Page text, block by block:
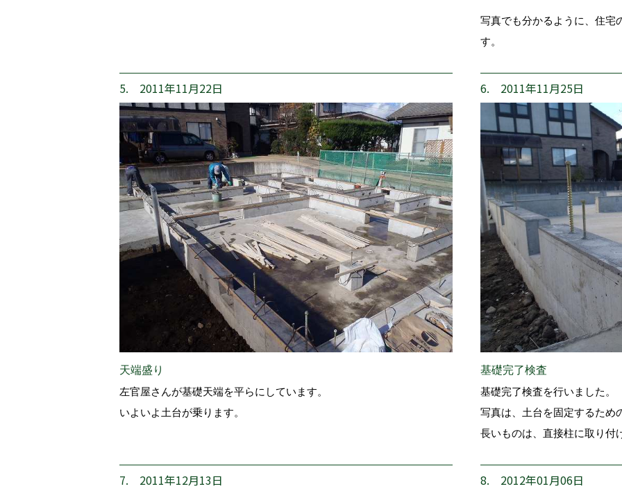
写真でも分かるように、住宅
す。
5. 2011年11月22日
天端盛り
左官屋さんが基礎天端を平らにしています。
いよいよ土台が乗ります。
6. 2011年11月25日
基礎完了検査
基礎完了検査を行いました。
写真は、土台を固定するため
長いものは、直接柱に取り付
7. 2011年12月13日 8. 2012年01月06日